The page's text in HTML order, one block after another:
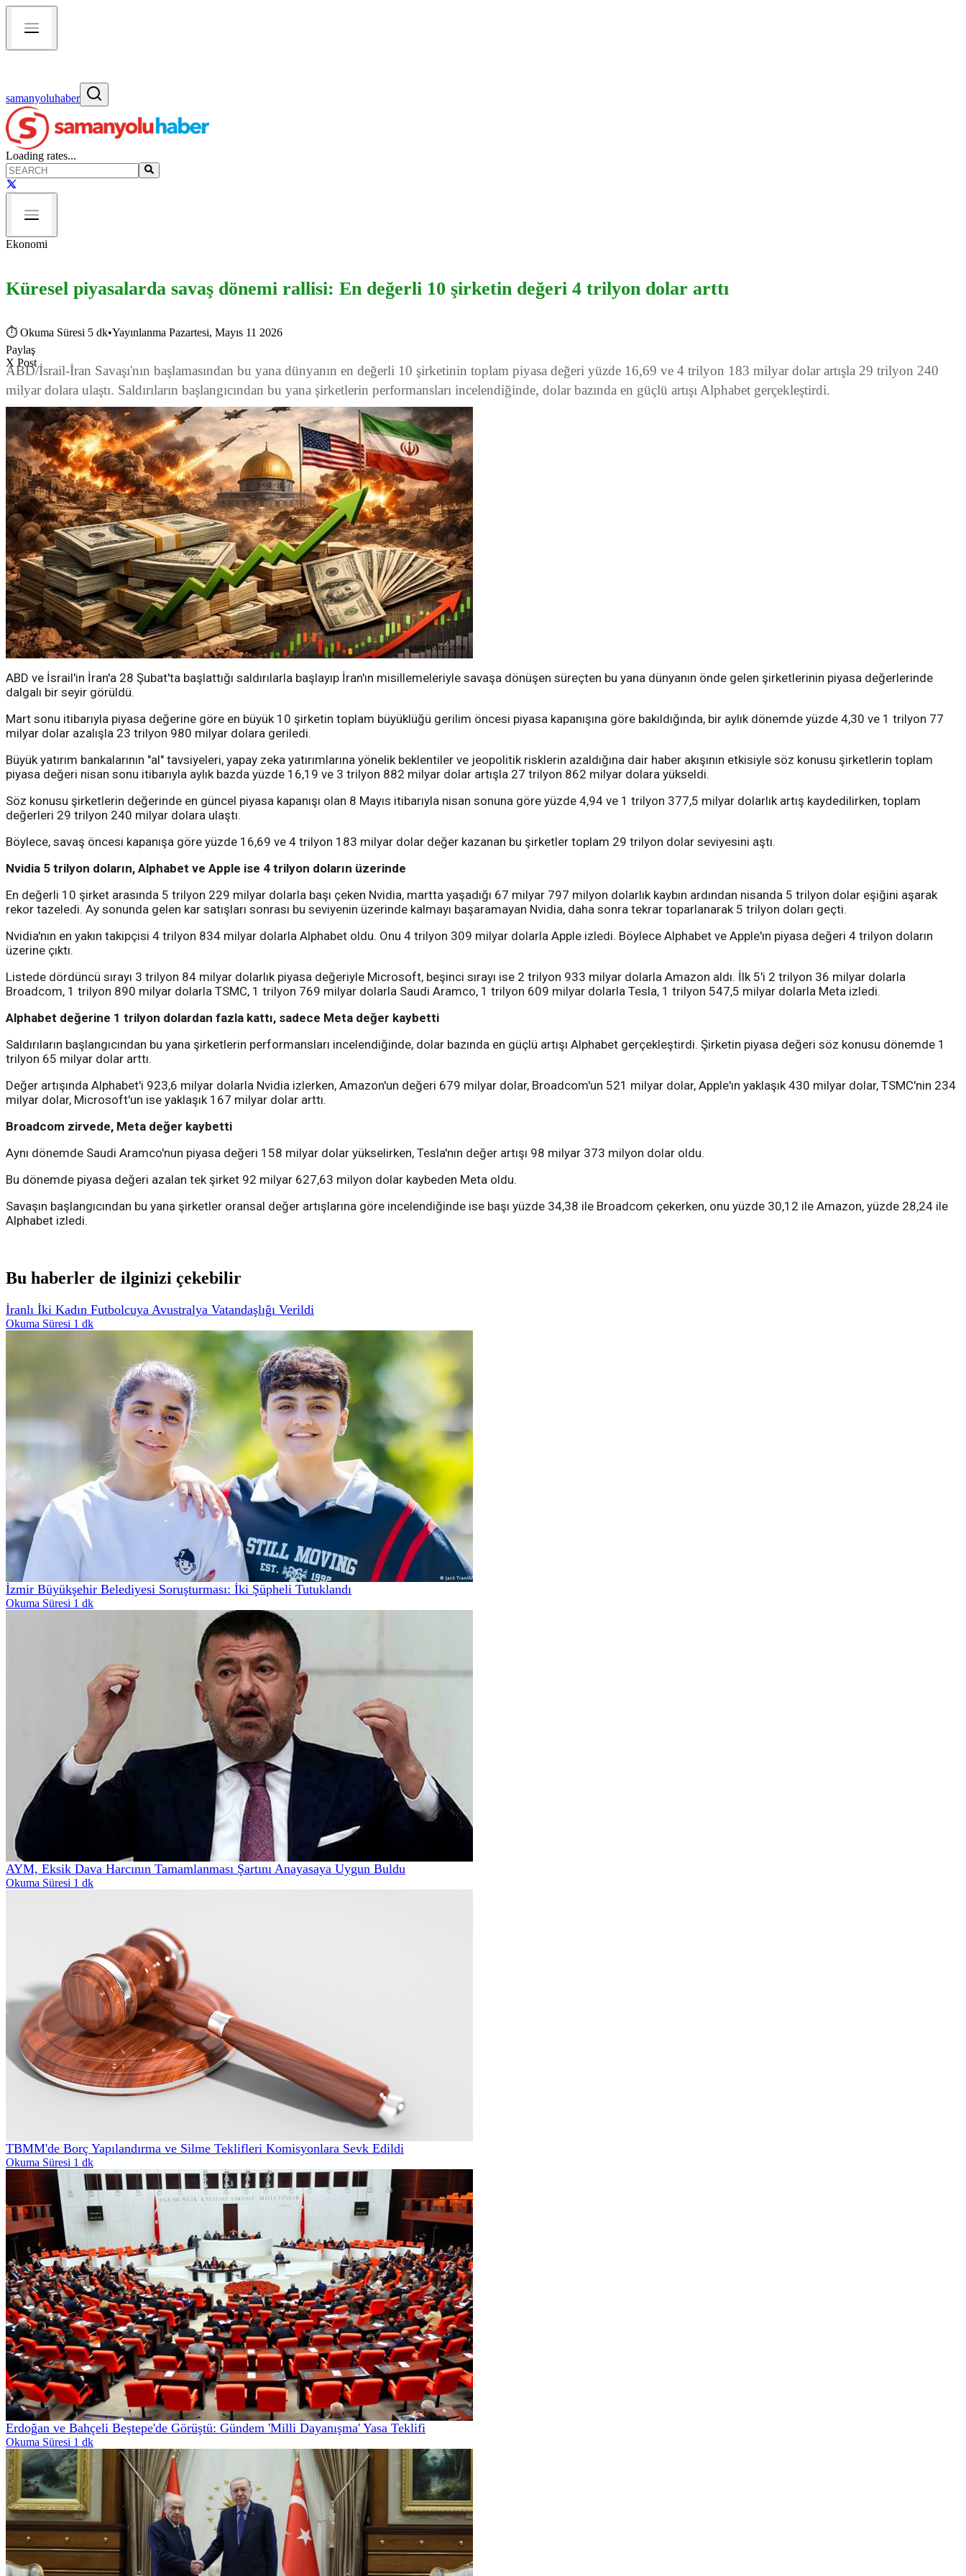
samanyoluhaber
Loading rates...
Ekonomi
Küresel piyasalarda savaş dönemi rallisi: En değerli 10 şirketin değeri 4 trilyon dolar arttı
⏱ Okuma Süresi 5 dk•Yayınlanma Pazartesi, Mayıs 11 2026
Paylaş
X Post
ABD/İsrail-İran Savaşı'nın başlamasından bu yana dünyanın en değerli 10 şirketinin toplam piyasa değeri yüzde 16,69 ve 4 trilyon 183 milyar dolar artışla 29 trilyon 240
milyar dolara ulaştı. Saldırıların başlangıcından bu yana şirketlerin performansları incelendiğinde, dolar bazında en güçlü artışı Alphabet gerçekleştirdi.
ABD ve İsrail'in İran'a 28 Şubat'ta başlattığı saldırılarla başlayıp İran'ın misillemeleriyle savaşa dönüşen süreçten bu yana dünyanın önde gelen şirketlerinin piyasa değerlerinde
dalgalı bir seyir görüldü.
Mart sonu itibarıyla piyasa değerine göre en büyük 10 şirketin toplam büyüklüğü gerilim öncesi piyasa kapanışına göre bakıldığında, bir aylık dönemde yüzde 4,30 ve 1 trilyon 77
milyar dolar azalışla 23 trilyon 980 milyar dolara geriledi.
Büyük yatırım bankalarının "al" tavsiyeleri, yapay zeka yatırımlarına yönelik beklentiler ve jeopolitik risklerin azaldığına dair haber akışının etkisiyle söz konusu şirketlerin toplam
piyasa değeri nisan sonu itibarıyla aylık bazda yüzde 16,19 ve 3 trilyon 882 milyar dolar artışla 27 trilyon 862 milyar dolara yükseldi.
Söz konusu şirketlerin değerinde en güncel piyasa kapanışı olan 8 Mayıs itibarıyla nisan sonuna göre yüzde 4,94 ve 1 trilyon 377,5 milyar dolarlık artış kaydedilirken, toplam
değerleri 29 trilyon 240 milyar dolara ulaştı.
Böylece, savaş öncesi kapanışa göre yüzde 16,69 ve 4 trilyon 183 milyar dolar değer kazanan bu şirketler toplam 29 trilyon dolar seviyesini aştı.
Nvidia 5 trilyon doların, Alphabet ve Apple ise 4 trilyon doların üzerinde
En değerli 10 şirket arasında 5 trilyon 229 milyar dolarla başı çeken Nvidia, martta yaşadığı 67 milyar 797 milyon dolarlık kaybın ardından nisanda 5 trilyon dolar eşiğini aşarak
rekor tazeledi. Ay sonunda gelen kar satışları sonrası bu seviyenin üzerinde kalmayı başaramayan Nvidia, daha sonra tekrar toparlanarak 5 trilyon doları geçti.
Nvidia'nın en yakın takipçisi 4 trilyon 834 milyar dolarla Alphabet oldu. Onu 4 trilyon 309 milyar dolarla Apple izledi. Böylece Alphabet ve Apple'ın piyasa değeri 4 trilyon doların
üzerine çıktı.
Listede dördüncü sırayı 3 trilyon 84 milyar dolarlık piyasa değeriyle Microsoft, beşinci sırayı ise 2 trilyon 933 milyar dolarla Amazon aldı. İlk 5'i 2 trilyon 36 milyar dolarla
Broadcom, 1 trilyon 890 milyar dolarla TSMC, 1 trilyon 769 milyar dolarla Saudi Aramco, 1 trilyon 609 milyar dolarla Tesla, 1 trilyon 547,5 milyar dolarla Meta izledi.
Alphabet değerine 1 trilyon dolardan fazla kattı, sadece Meta değer kaybetti
Saldırıların başlangıcından bu yana şirketlerin performansları incelendiğinde, dolar bazında en güçlü artışı Alphabet gerçekleştirdi. Şirketin piyasa değeri söz konusu dönemde 1
trilyon 65 milyar dolar arttı.
Değer artışında Alphabet'i 923,6 milyar dolarla Nvidia izlerken, Amazon'un değeri 679 milyar dolar, Broadcom'un 521 milyar dolar, Apple'ın yaklaşık 430 milyar dolar, TSMC'nin 234
milyar dolar, Microsoft'un ise yaklaşık 167 milyar dolar arttı.
Broadcom zirvede, Meta değer kaybetti
Aynı dönemde Saudi Aramco'nun piyasa değeri 158 milyar dolar yükselirken, Tesla'nın değer artışı 98 milyar 373 milyon dolar oldu.
Bu dönemde piyasa değeri azalan tek şirket 92 milyar 627,63 milyon dolar kaybeden Meta oldu.
Savaşın başlangıcından bu yana şirketler oransal değer artışlarına göre incelendiğinde ise başı yüzde 34,38 ile Broadcom çekerken, onu yüzde 30,12 ile Amazon, yüzde 28,24 ile
Alphabet izledi.
Bu haberler de ilginizi çekebilir
İranlı İki Kadın Futbolcuya Avustralya Vatandaşlığı Verildi
Okuma Süresi 1 dk
İzmir Büyükşehir Belediyesi Soruşturması: İki Şüpheli Tutuklandı
Okuma Süresi 1 dk
AYM, Eksik Dava Harcının Tamamlanması Şartını Anayasaya Uygun Buldu
Okuma Süresi 1 dk
TBMM'de Borç Yapılandırma ve Silme Teklifleri Komisyonlara Sevk Edildi
Okuma Süresi 1 dk
Erdoğan ve Bahçeli Beştepe'de Görüştü: Gündem 'Milli Dayanışma' Yasa Teklifi
Okuma Süresi 1 dk